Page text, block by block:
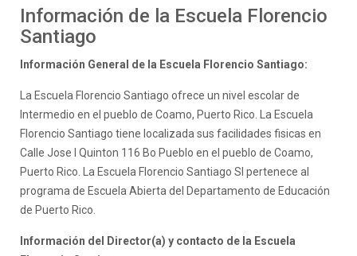
Información de la Escuela Florencio
Santiago
Información General de la Escuela Florencio Santiago:
La Escuela Florencio Santiago ofrece un nivel escolar de
Intermedio en el pueblo de Coamo, Puerto Rico. La Escuela
Florencio Santiago tiene localizada sus facilidades fisicas en
Calle Jose I Quinton 116 Bo Pueblo en el pueblo de Coamo,
Puerto Rico. La Escuela Florencio Santiago SI pertenece al
programa de Escuela Abierta del Departamento de Educación
de Puerto Rico.
Información del Director(a) y contacto de la Escuela